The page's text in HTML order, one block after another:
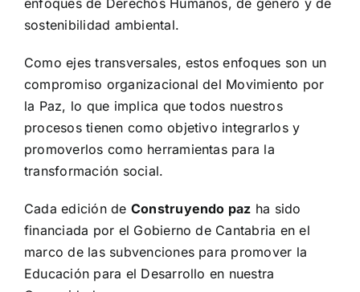
enfoques de Derechos Humanos, de género y de
sostenibilidad ambiental.
Como ejes transversales, estos enfoques son un
compromiso organizacional del Movimiento por
la Paz, lo que implica que todos nuestros
procesos tienen como objetivo integrarlos y
promoverlos como herramientas para la
transformación social.
Cada edición de Construyendo paz ha sido
financiada por el Gobierno de Cantabria en el
marco de las subvenciones para promover la
Educación para el Desarrollo en nuestra